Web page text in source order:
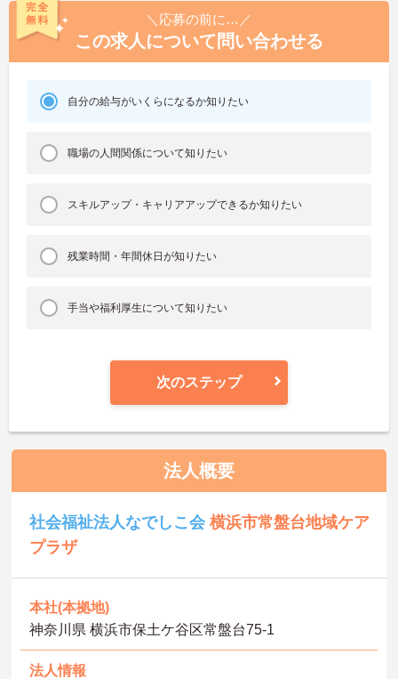
＼応募の前に…／
この求人について問い合わせる
自分の給与がいくらになるか知りたい
職場の人間関係について知りたい
スキルアップ・キャリアアップできるか知りたい
残業時間・年間休日が知りたい
手当や福利厚生について知りたい
次のステップ
法人概要
社会福祉法人なでしこ会横浜市常盤台地域ケア
プラザ
本社(本拠地)
神奈川県 横浜市保土ケ谷区常盤台75-1
法人情報